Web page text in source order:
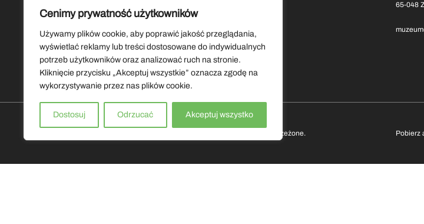
Cenimy prywatność użytkowników
Używamy plików cookie, aby poprawić jakość przeglądania,
wyświetlać reklamy lub treści dostosowane do indywidualnych
potrzeb użytkowników oraz analizować ruch na stronie.
Kliknięcie przycisku „Akceptuj wszystkie” oznacza zgodę na
wykorzystywanie przez nas plików cookie.
Dostosuj Odrzucać Akceptuj wszystko
65-048
Copyrights by Muzeum Ziemi Lubuskiej 2026. Wszystkie prawa zastrzeżone. Pobierz